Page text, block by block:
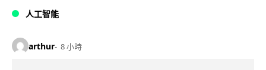
人工智能
arthur 8 小時